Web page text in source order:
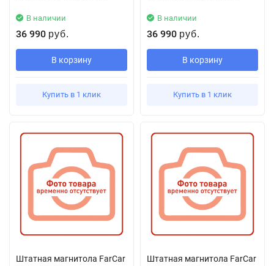
В наличии
36 990 руб.
В корзину
Купить в 1 клик
В наличии
36 990 руб.
В корзину
Купить в 1 клик
Штатная магнитола FarCar
Штатная магнитола FarCar